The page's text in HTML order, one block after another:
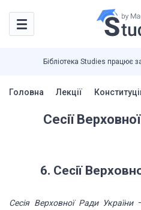
Бібліотека Studies працює
Головна Лекції
Сесії
6. Сесії
Сесія Верховної Ради України–